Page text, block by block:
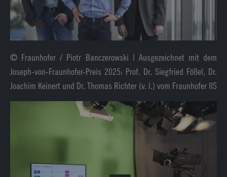
© Fraunhofer / Piotr Banczerowski | Ausgezeichnet mit dem
Joseph-von-Fraunhofer-Preis 2025: Prof. Dr. Siegfried Fößel, Dr.
Joachim Keinert und Dr. Thomas Richter (v. l.) vom Fraunhofer IIS